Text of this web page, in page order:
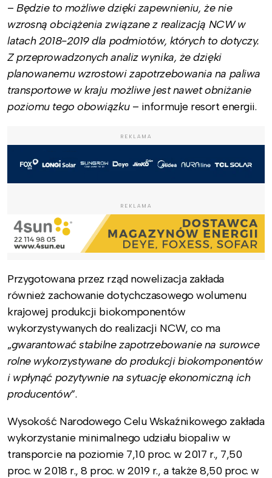
–Będzie to możliwe dzięki zapewnieniu, że nie
wzrosną obciążenia związane z realizacją NCW w
latach 2018-2019 dla podmiotów, których to dotyczy.
Z przeprowadzonych analiz wynika, że dzięki
planowanemu wzrostowi zapotrzebowania na paliwa
transportowe w kraju możliwe jest nawet obniżanie
poziomu tego obowiązku – informuje resort energii.
REKLAMA
REKLAMA
Przygotowana przez rząd nowelizacja zakłada
również zachowanie dotychczasowego wolumenu
krajowej produkcji biokomponentów
wykorzystywanych do realizacji NCW, co ma
„gwarantować stabilne zapotrzebowanie na surowce
rolne wykorzystywane do produkcji biokomponentów
i wpłynąć pozytywnie na sytuację ekonomiczną ich
producentów”.
Wysokość Narodowego Celu Wskaźnikowego zakłada
wykorzystanie minimalnego udziału biopaliw w
transporcie na poziomie 7,10 proc. w 2017 r., 7,50
proc. w 2018 r., 8 proc. w 2019 r., a także 8,50 proc. w